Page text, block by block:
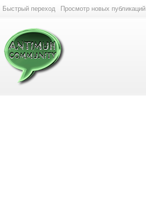
Быстрый переход Просмотр новых публикаций